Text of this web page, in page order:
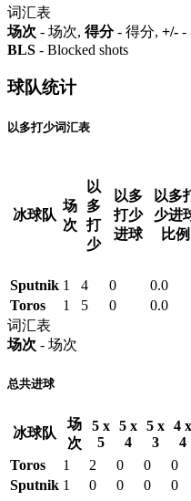
词汇表
场次 - 场次, 得分- 得分, +/- -
BLS - Blocked shots
球队统计
以多打少词汇表
冰球队
场
次
以
多
打
少
以多
打少
进球
以多
少进
比例
Sputnik 1 4 0 0.0
Toros
1 5 0 0.0
词汇表
场次 - 场次
总共进球
冰球队
场
次
5 x
5
5 x
4
5 x
3
4 x
4
Toros
1 2 0 0 0
Sputnik 1 0 0 0 0